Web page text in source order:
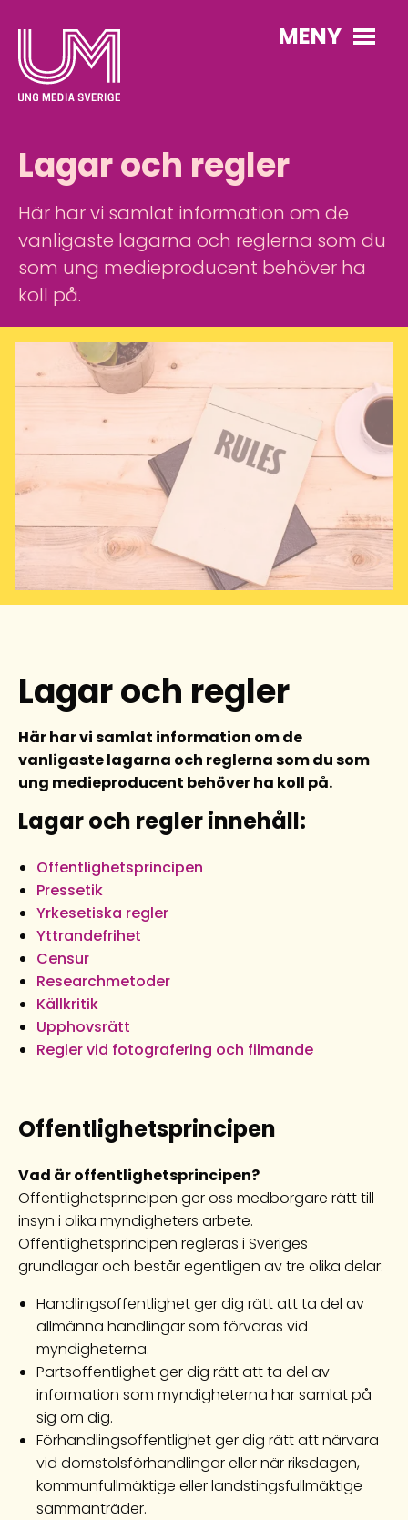
MENY
Lagar och regler
Här har vi samlat information om de
vanligaste lagarna och reglerna som du
som ung medieproducent behöver ha
koll på.
Lagar och regler
Här har vi samlat information om de
vanligaste lagarna och reglerna som du som
ung medieproducent behöver ha koll på.
Lagar och regler innehåll:
Offentlighetsprincipen
Pressetik
Yrkesetiska regler
Yttrandefrihet
Censur
Researchmetoder
Källkritik
Upphovsrätt
Regler vid fotografering och filmande
Offentlighetsprincipen
Vad är offentlighetsprincipen?
Offentlighetsprincipen ger oss medborgare rätt till
insyn i olika myndigheters arbete.
Offentlighetsprincipen regleras i Sveriges
grundlagar och består egentligen av tre olika delar:
Handlingsoffentlighet ger dig rätt att ta del av
allmänna handlingar som förvaras vid
myndigheterna.
Partsoffentlighet ger dig rätt att ta del av
information som myndigheterna har samlat på
sig om dig.
Förhandlingsoffentlighet ger dig rätt att närvara
vid domstolsförhandlingar eller när riksdagen,
kommunfullmäktige eller landstingsfullmäktige
sammanträder.